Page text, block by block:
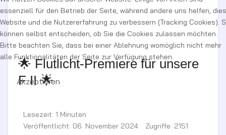
🌟 Flutlicht-Premiere für unsere
F II 🌟
Lesezeit: 1 Minuten
Veröffentlicht: 06. November 2024
Zugriffe: 2151
essenziell für den Betrieb der Seite, während andere uns helfen,
Website und die Nutzererfahrung zu verbessern (Tracking Cookies).
können selbst entscheiden, ob Sie die Cookies zulassen möchten.
Bitte beachten Sie, dass bei einer Ablehnung womöglich nicht mehr
alle Funktionalitäten der Seite zur Verfügung stehen.
Akzeptieren